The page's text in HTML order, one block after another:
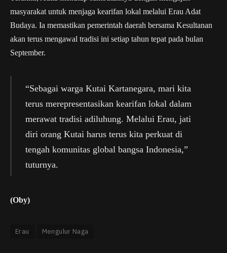
masyarakat untuk menjaga kearifan lokal melalui Erau Adat
Budaya. Ia memastikan pemerintah daerah bersama Kesultanan
akan terus mengawal tradisi ini setiap tahun tepat pada bulan
September.
“Sebagai warga Kutai Kartanegara, mari kita
terus merepresentasikan kearifan lokal dalam
merawat tradisi adiluhung. Melalui Erau, jati
diri orang Kutai harus terus kita perkuat di
tengah komunitas global bangsa Indonesia,”
tuturnya.
(Oby)
Erau Mengulur Naga